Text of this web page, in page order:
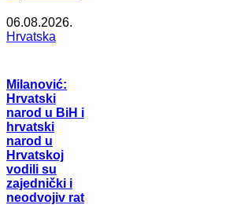
06.08.2026.
Hrvatska
Milanović:
Hrvatski
narod u BiH i
hrvatski
narod u
Hrvatskoj
vodili su
zajednički i
neodvojiv rat